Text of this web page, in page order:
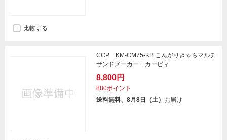
比較する
CCP KM-CM75-KB こんがりきゃらマルチ
サンドメーカー カービィ
8,800円
880ポイント
送料無料、8月8日（土） お届け